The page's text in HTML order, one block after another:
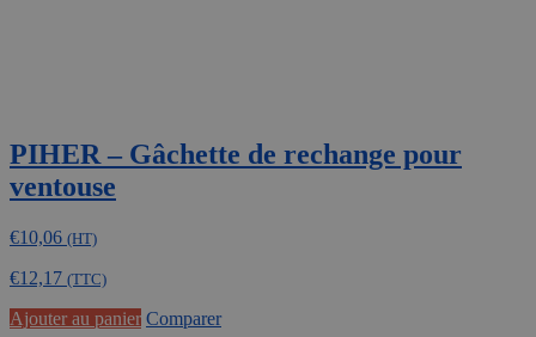
PIHER – Gâchette de rechange pour
ventouse
€10,06 (HT)
€12,17 (TTC)
Ajouter au panier Comparer